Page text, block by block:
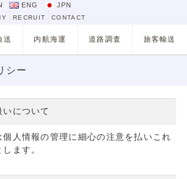
アドバンストレーディング
ENG JPN
RECRUIT CONTACT
送 内航海運 道路調査 旅客輸送
シー
について
個人情報の管理に細心の注意を払いこれ
ます。